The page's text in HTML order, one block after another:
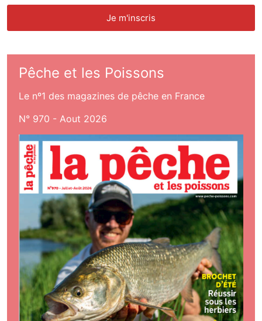
Pêche et les Poissons
Le nº1 des magazines de pêche en France
N° 970 - Aout 2026